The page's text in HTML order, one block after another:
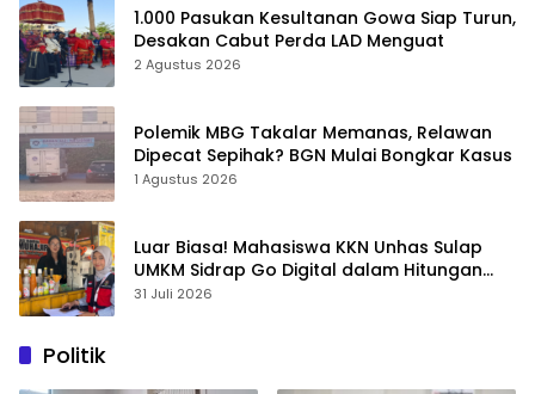
1.000 Pasukan Kesultanan Gowa Siap Turun,
Desakan Cabut Perda LAD Menguat
2 Agustus 2026
Polemik MBG Takalar Memanas, Relawan
Dipecat Sepihak? BGN Mulai Bongkar Kasus
1 Agustus 2026
Luar Biasa! Mahasiswa KKN Unhas Sulap
UMKM Sidrap Go Digital dalam Hitungan
Hari
31 Juli 2026
Politik